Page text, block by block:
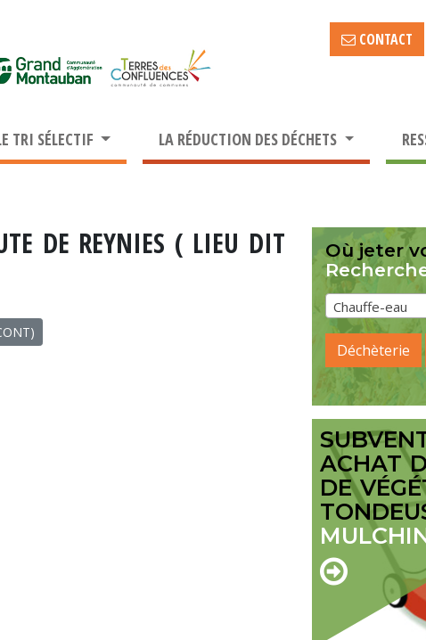
CONTACT
TRI SÉLECTIF LA RÉDUCTION DES DÉCHETS
DE REYNIES ( LIEU DIT
Où jeter
Chauffe-eau
Déchèterie
ACHAT
DE